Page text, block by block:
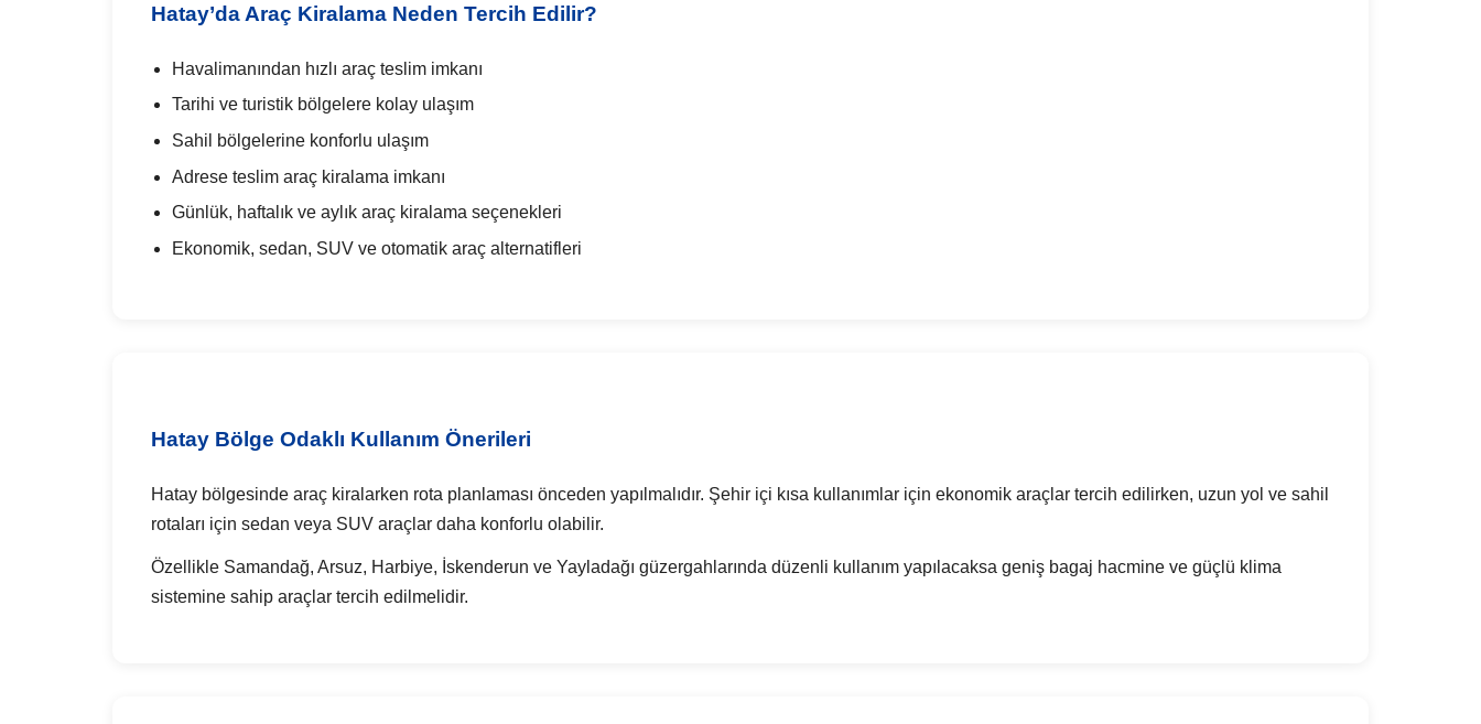
Hatay’da Araç Kiralama Neden Tercih Edilir?
Havalimanından hızlı araç teslim imkanı
Tarihi ve turistik bölgelere kolay ulaşım
Sahil bölgelerine konforlu ulaşım
Adrese teslim araç kiralama imkanı
Günlük, haftalık ve aylık araç kiralama seçenekleri
Ekonomik, sedan, SUV ve otomatik araç alternatifleri
Hatay Bölge Odaklı Kullanım Önerileri
Hatay bölgesinde araç kiralarken rota planlaması önceden yapılmalıdır. Şehir içi kısa kullanımlar için ekonomik araçlar tercih edilirken, uzun yol ve sahil
rotaları için sedan veya SUV araçlar daha konforlu olabilir.
Özellikle Samandağ, Arsuz, Harbiye, İskenderun ve Yayladağı güzergahlarında düzenli kullanım yapılacaksa geniş bagaj hacmine ve güçlü klima
sistemine sahip araçlar tercih edilmelidir.